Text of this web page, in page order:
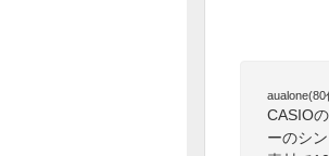
CASIO
ーのシ